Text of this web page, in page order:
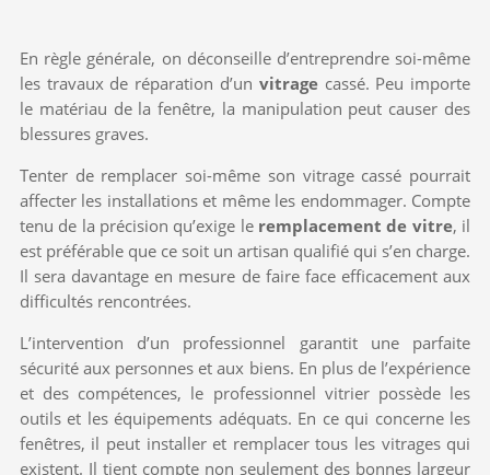
En règle générale, on déconseille d’entreprendre soi-même
les travaux de réparation d’un vitragecassé. Peu importe
le matériau de la fenêtre, la manipulation peut causer des
blessures graves.
Tenter de remplacer soi-même son vitrage cassé pourrait
affecter les installations et même les endommager. Compte
tenu de la précision qu’exige le remplacement de vitre, il
est préférable que ce soit un artisan qualifié qui s’en charge.
Il sera davantage en mesure de faire face efficacement aux
difficultés rencontrées.
L’intervention d’un professionnel garantit une parfaite
sécurité aux personnes et aux biens. En plus de l’expérience
et des compétences, le professionnel vitrier possède les
outils et les équipements adéquats. En ce qui concerne les
fenêtres, il peut installer et remplacer tous les vitrages qui
existent. Il tient compte non seulement des bonnes largeur